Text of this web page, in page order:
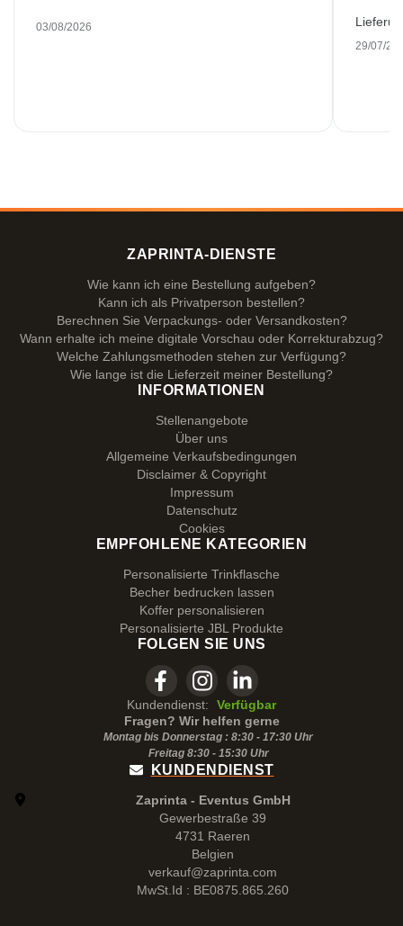
03/08/2026
29/07/
ZAPRINTA-DIENSTE
Wie kann ich eine Bestellung aufgeben?
Kann ich als Privatperson bestellen?
Berechnen Sie Verpackungs- oder Versandkosten?
Wann erhalte ich meine digitale Vorschau oder Korrekturabzug?
Welche Zahlungsmethoden stehen zur Verfügung?
Wie lange ist die Lieferzeit meiner Bestellung?
INFORMATIONEN
Stellenangebote
Über uns
Allgemeine Verkaufsbedingungen
Disclaimer & Copyright
Impressum
Datenschutz
Cookies
EMPFOHLENE KATEGORIEN
Personalisierte Trinkflasche
Becher bedrucken lassen
Koffer personalisieren
Personalisierte JBL Produkte
FOLGEN SIE UNS
Kundendienst:
Verfügbar
Fragen? Wir helfen gerne
Montag bis Donnerstag : 8:30 - 17:30 Uhr
Freitag 8:30 - 15:30Uhr
KUNDENDIENST
Zaprinta - Eventus GmbH
Gewerbestraße 39
4731 Raeren
Belgien
verkauf@zaprinta.com
MwSt.Id : BE0875.865.260